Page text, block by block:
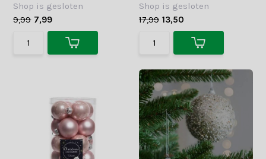
Shop is gesloten
9,99 7,99
Shop is gesloten
17,99 13,50